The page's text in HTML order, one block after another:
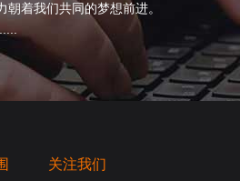
着我们共同的梦想前进。
关注我们